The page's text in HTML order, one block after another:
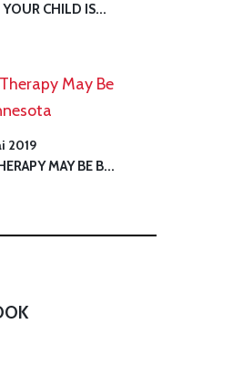
CHILD IS...
2019
MAY BE B...